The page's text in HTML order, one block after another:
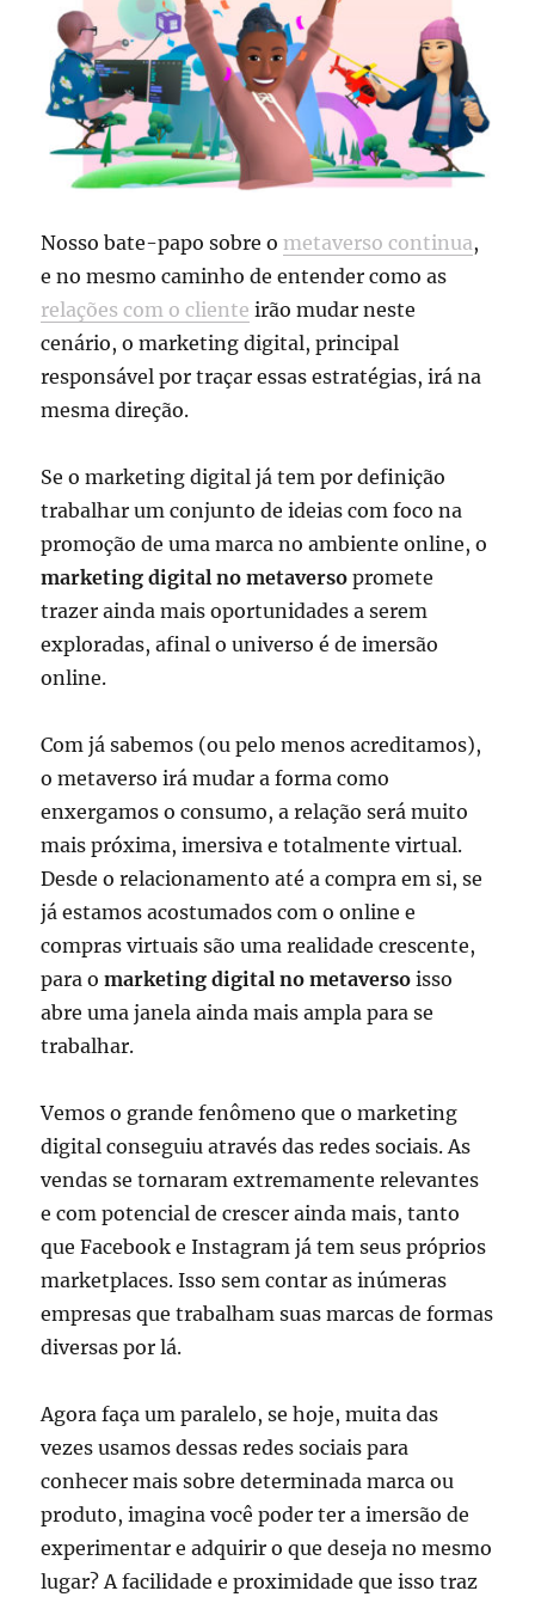
Nosso bate-papo sobre ometaverso continua,
e no mesmo caminho de entender como as
relações com o cliente irão mudar neste
cenário, o marketing digital, principal
responsável por traçar essas estratégias, irá na
mesma direção.
Se o marketing digital já tem por definição
trabalhar um conjunto de ideias com foco na
promoção de uma marca no ambiente online, o
marketing digital no metaverso promete
trazer ainda mais oportunidades a serem
exploradas, afinal o universo é de imersão
online.
Com já sabemos (ou pelo menos acreditamos),
o metaverso irá mudar a forma como
enxergamos o consumo, a relação será muito
mais próxima, imersiva e totalmente virtual.
Desde o relacionamento até a compra em si, se
já estamos acostumados com o online e
compras virtuais são uma realidade crescente,
para omarketing digital no metaversoisso
abre uma janela ainda mais ampla para se
trabalhar.
Vemos o grande fenômeno que o marketing
digital conseguiu através das redes sociais. As
vendas se tornaram extremamente relevantes
e com potencial de crescer ainda mais, tanto
que Facebook e Instagram já tem seus próprios
marketplaces. Isso sem contar as inúmeras
empresas que trabalham suas marcas de formas
diversas por lá.
Agora faça um paralelo, se hoje, muita das
vezes usamos dessas redes sociais para
conhecer mais sobre determinada marca ou
produto, imagina você poder ter a imersão de
experimentar e adquirir o que deseja no mesmo
lugar? A facilidade e proximidade que isso traz